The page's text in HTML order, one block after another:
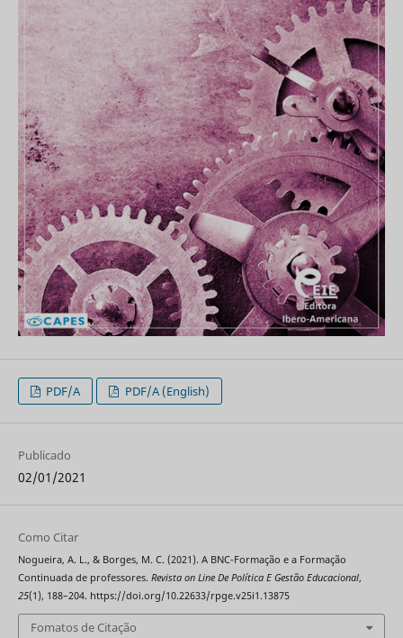
PDF/A PDF/A (English)
Publicado
02/01/2021
Como Citar
Nogueira, A. L., & Borges, M. C. (2021). A BNC-Formação e a Formação
Continuada de professores. Revista on Line De Política E Gestão Educacional,
25(1), 188–204. https://doi.org/10.22633/rpge.v25i1.13875
Fomatos de Citação